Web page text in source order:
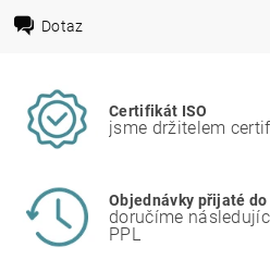
Dotaz
Certifikát ISO
jsme držitelem
Objednávky přijaté do
doručíme
PPL